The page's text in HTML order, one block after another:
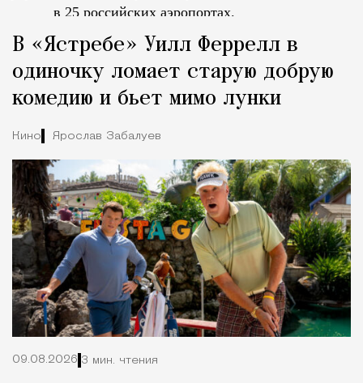
в 25 российских аэропортах.
В «Ястребе» Уилл Феррелл в
одиночку ломает старую добрую
комедию и бьет мимо лунки
Кино Ярослав Забалуев
09.08.2026 3 мин. чтения